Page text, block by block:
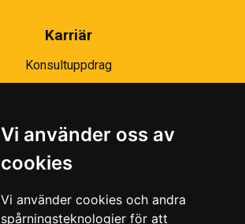
Vi använder oss av
cookies
Vi använder cookies och andra
spårningsteknologier för att
Karriär
Konsultuppdrag
Ramavtal